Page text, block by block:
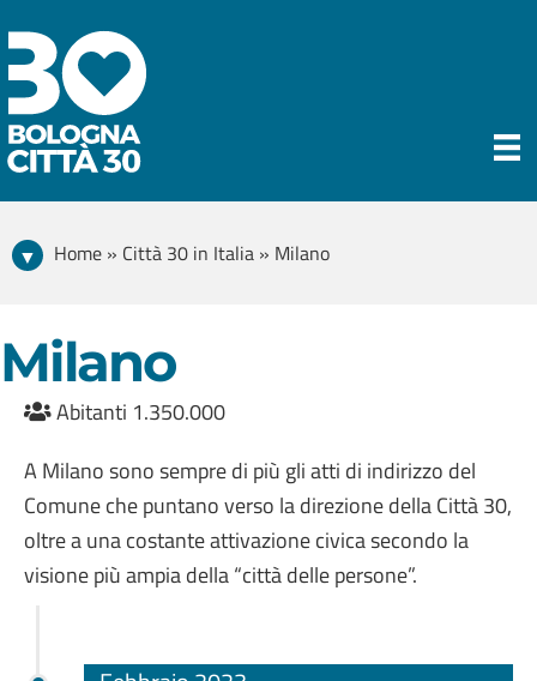
Home » Città 30 in Italia » Milano
Milano
Abitanti 1.350.000
A Milano sono sempre di più gli atti di indirizzo del
Comune che puntano verso la direzione della Città 30,
oltre a una costante attivazione civica secondo la
visione più ampia della “città delle persone”.